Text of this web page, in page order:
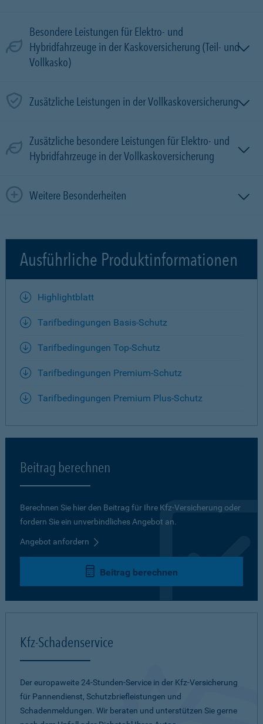
Besondere Leistungen für Elektro- und
Hybridfahrzeuge in der Kaskoversicherung (Teil- und
Vollkasko)
Zusätzliche Leistungen in der Vollkaskoversicherung
Zusätzliche besondere Leistungen für Elektro- und
Hybridfahrzeuge in der Vollkaskoversicherung
Weitere Besonderheiten
Ausführliche Produktinformationen
Highlightblatt
Tarifbedingungen Basis-Schutz
Tarifbedingungen Top-Schutz
Tarifbedingungen Premium-Schutz
Tarifbedingungen Premium Plus-Schutz
Beitrag berechnen
Berechnen Sie hier den Beitrag für Ihre Kfz-Versicherung oder
fordern Sie ein unverbindliches Angebot an.
Angebot anfordern
Beitrag berechnen
Kfz-Schadenservice
Der europaweite 24-Stunden-Service in der Kfz-Versicherung
für Pannendienst, Schutzbriefleistungen und
Schadenmeldungen. Wir beraten und unterstützen Sie gerne